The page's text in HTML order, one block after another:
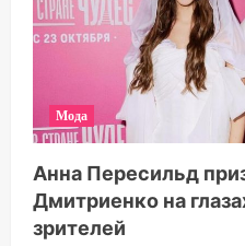
Мода
Анна Пересильд
Дмитриенко на
зрителей